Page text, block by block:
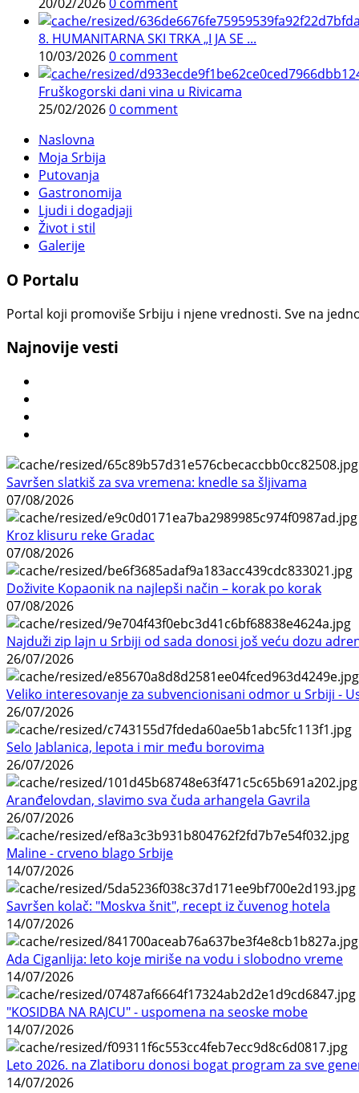
8. HUMANITARNA SKI TRKA „I JA SE ...
10/03/20260 comment
Fruškogorski dani vina u Rivicama
25/02/20260 comment
Naslovna
Moja Srbija
Putovanja
Gastronomija
Ljudi i dogadjaji
Život i stil
Galerije
O Portalu
Portal koji promoviše Srbiju i njene vrednosti. Sve na
Najnovije vesti
Savršen slatkiš za sva vremena: knedle sa šljivama
07/08/2026
Kroz klisuru reke Gradac
07/08/2026
Doživite Kopaonik na najlepši način – korak po korak
07/08/2026
Najduži zip lajn u Srbiji od sada donosi još veću dozu
26/07/2026
Veliko interesovanje za subvencionisani odmor u Srbiji -
26/07/2026
Selo Jablanica, lepota i mir među borovima
26/07/2026
Aranđelovdan, slavimo sva čuda arhangela Gavrila
26/07/2026
Maline - crveno blago Srbije
14/07/2026
Savršen kolač: "Moskva šnit", recept iz čuvenog hotela
14/07/2026
Ada Ciganlija: leto koje miriše na vodu i slobodno vreme
14/07/2026
"KOSIDBA NA RAJCU" - uspomena na seoske mobe
14/07/2026
Leto 2026. na Zlatiboru donosi bogat program za sve
14/07/2026